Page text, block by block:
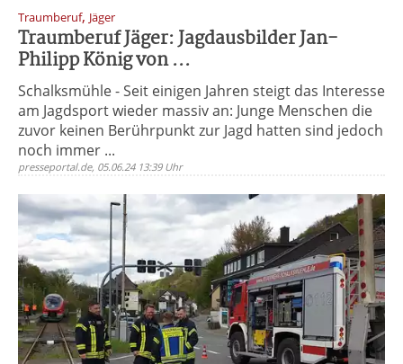
Traumberuf, Jäger
Traumberuf Jäger: Jagdausbilder Jan-
Philipp König von ...
Schalksmühle - Seit einigen Jahren steigt das Interesse
am Jagdsport wieder massiv an: Junge Menschen die
zuvor keinen Berührpunkt zur Jagd hatten sind jedoch
noch immer ...
presseportal.de, 05.06.24 13:39 Uhr